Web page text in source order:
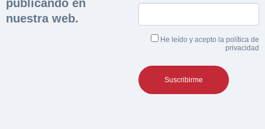
publicando en
nuestra web.
He leído y acepto la política de
privacidad
Nombre y Apellidos*
Vehículos